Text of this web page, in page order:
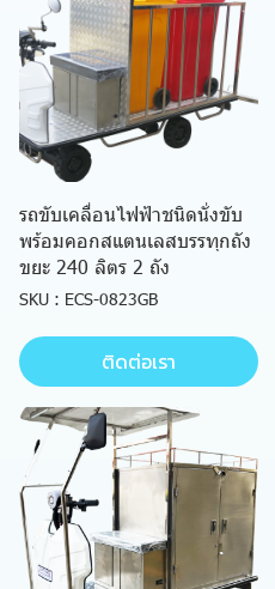
รถขับเคลื่อนไฟฟ้าชนิดนั่งขับ
พร้อมคอกสแตนเลสบรรทุกถัง
ขยะ 240 ลิตร 2 ถัง
SKU : ECS-0823GB
ติดต่อเรา